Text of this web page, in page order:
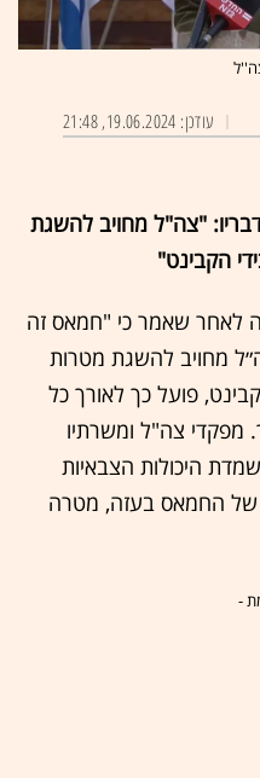
עודכן: 19.06.2024, 21:48
דבריו: "צה"ל מחויב להשגת
הקבינט"
לאחר שאמר כי "חמאס זה
מחויב להשגת מטרות
פועל כך לאורך כל
מפקדי צה"ל ומשרתיו
היכולות הצבאיות
של החמאס בעזה, מטרה
-